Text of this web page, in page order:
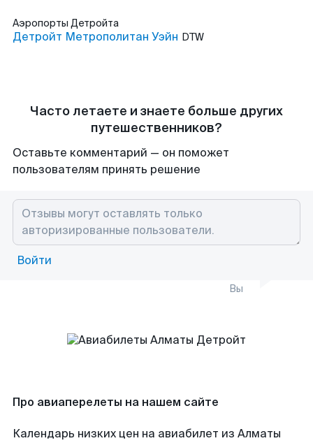
Аэропорты Детройта
Детройт Метрополитан Уэйн DTW
Часто летаете и знаете больше других
путешественников?
Оставьте комментарий — он поможет
пользователям принять решение
Войти
Вы
Про авиаперелеты на нашем сайте
Календарь низких цен на авиабилет из Алматы